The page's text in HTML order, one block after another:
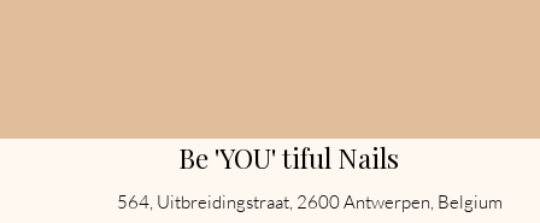
Be 'YOU' tiful Nails
564, Uitbreidingstraat, 2600 Antwerpen, Belgium